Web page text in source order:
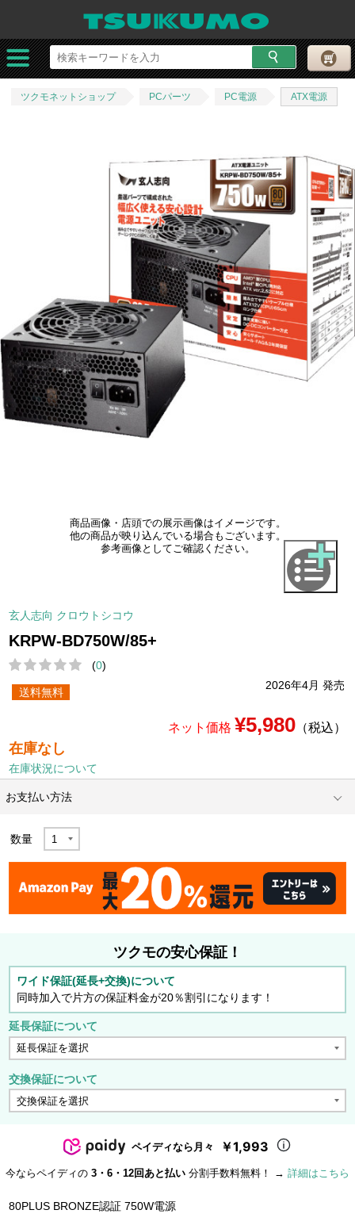
ツクモネットショップ PCパーツ PC電源 ATX電源
商品画像・店頭での展示画像はイメージです。
他の商品が映り込んでいる場合もございます。
参考画像としてご確認ください。
玄人志向 クロウトシコウ
KRPW-BD750W/85+
(0)
2026年4月 発売
送料無料
ネット価格 ¥5,980（税込）
在庫なし
在庫状況について
お支払い方法
数量
ツクモの安心保証！
ワイド保証(延長+交換)について
同時加入で片方の保証料金が20％割引になります！
延長保証について
交換保証について
ペイディなら月々 ￥1,993
今ならペイディの 3・6・12回あと払い 分割手数料無料！ → 詳細はこちら
80PLUS BRONZE認証 750W電源